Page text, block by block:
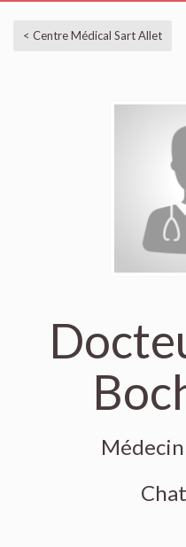
< Centre Médical Sart Allet